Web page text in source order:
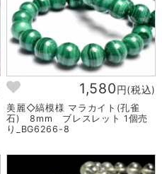
1,580円(税込)
美麗◇縞模様 マラカイト(孔雀
石) 8mm ブレスレット 1個売
り_BG6266-8